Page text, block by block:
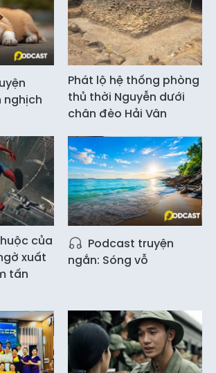
nghịch
Phát lộ hệ thống phòng
thủ thời Nguyễn dưới
chân đèo Hải Vân
của
xuất
tấn
Podcast truyện
ngắn: Sóng vỗ